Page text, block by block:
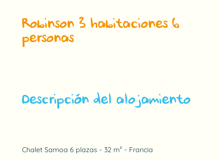
Robinson 3 habitaciones 6
personas
Descripción del alojamiento
Chalet Samoa 6 plazas - 32 m² - Francia